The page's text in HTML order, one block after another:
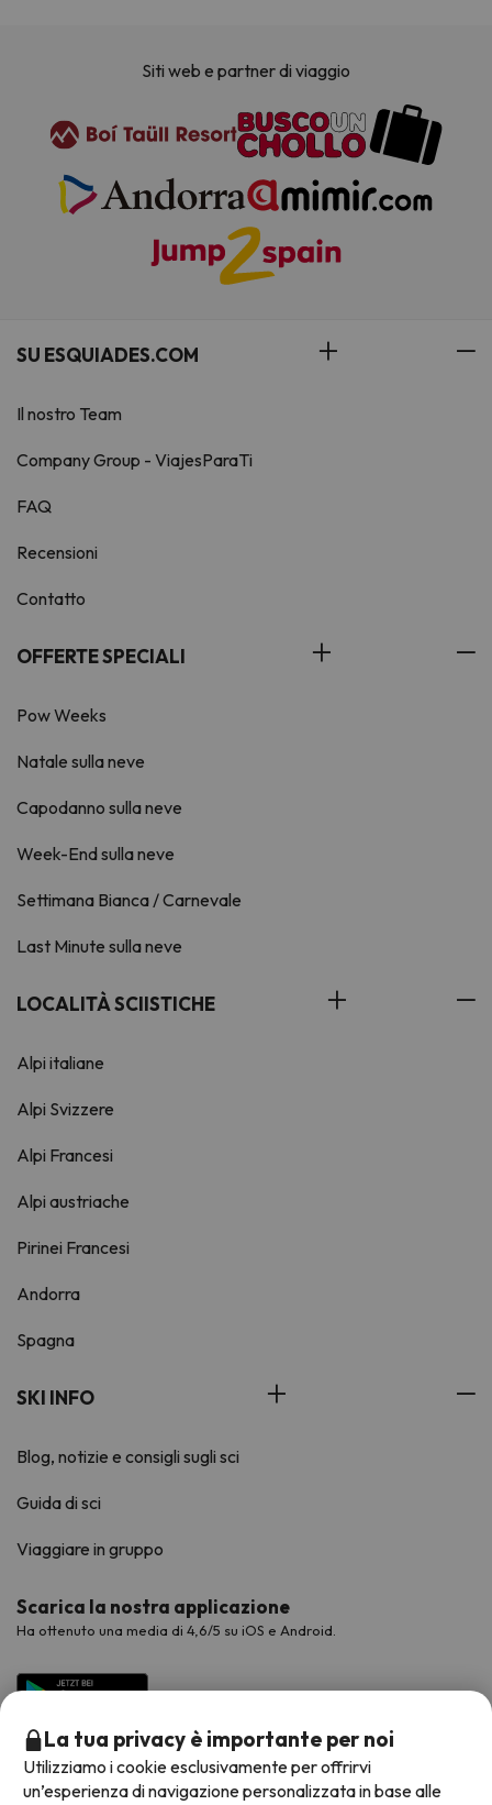
Siti web e partner di viaggio
SU ESQUIADES.COM
Il nostro Team
Company Group - ViajesParaTi
FAQ
Recensioni
Contatto
OFFERTE SPECIALI
Pow Weeks
Natale sulla neve
Capodanno sulla neve
Week-End sulla neve
Settimana Bianca / Carnevale
Last Minute sulla neve
LOCALITÀ SCIISTICHE
Alpi italiane
Alpi Svizzere
Alpi Francesi
Alpi austriache
Pirinei Francesi
Andorra
Spagna
SKI INFO
Blog, notizie e consigli sugli sci
Guida di sci
Viaggiare in gruppo
Scarica la nostra applicazione
Ha ottenuto una media di 4,6/5 su iOS e Android.
La tua privacy è importante per noi
Utilizziamo i cookie esclusivamente per offrirvi
un’esperienza di navigazione personalizzata in base alle